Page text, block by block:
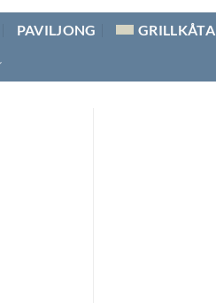
PAVILJONG GRILLKÅTA